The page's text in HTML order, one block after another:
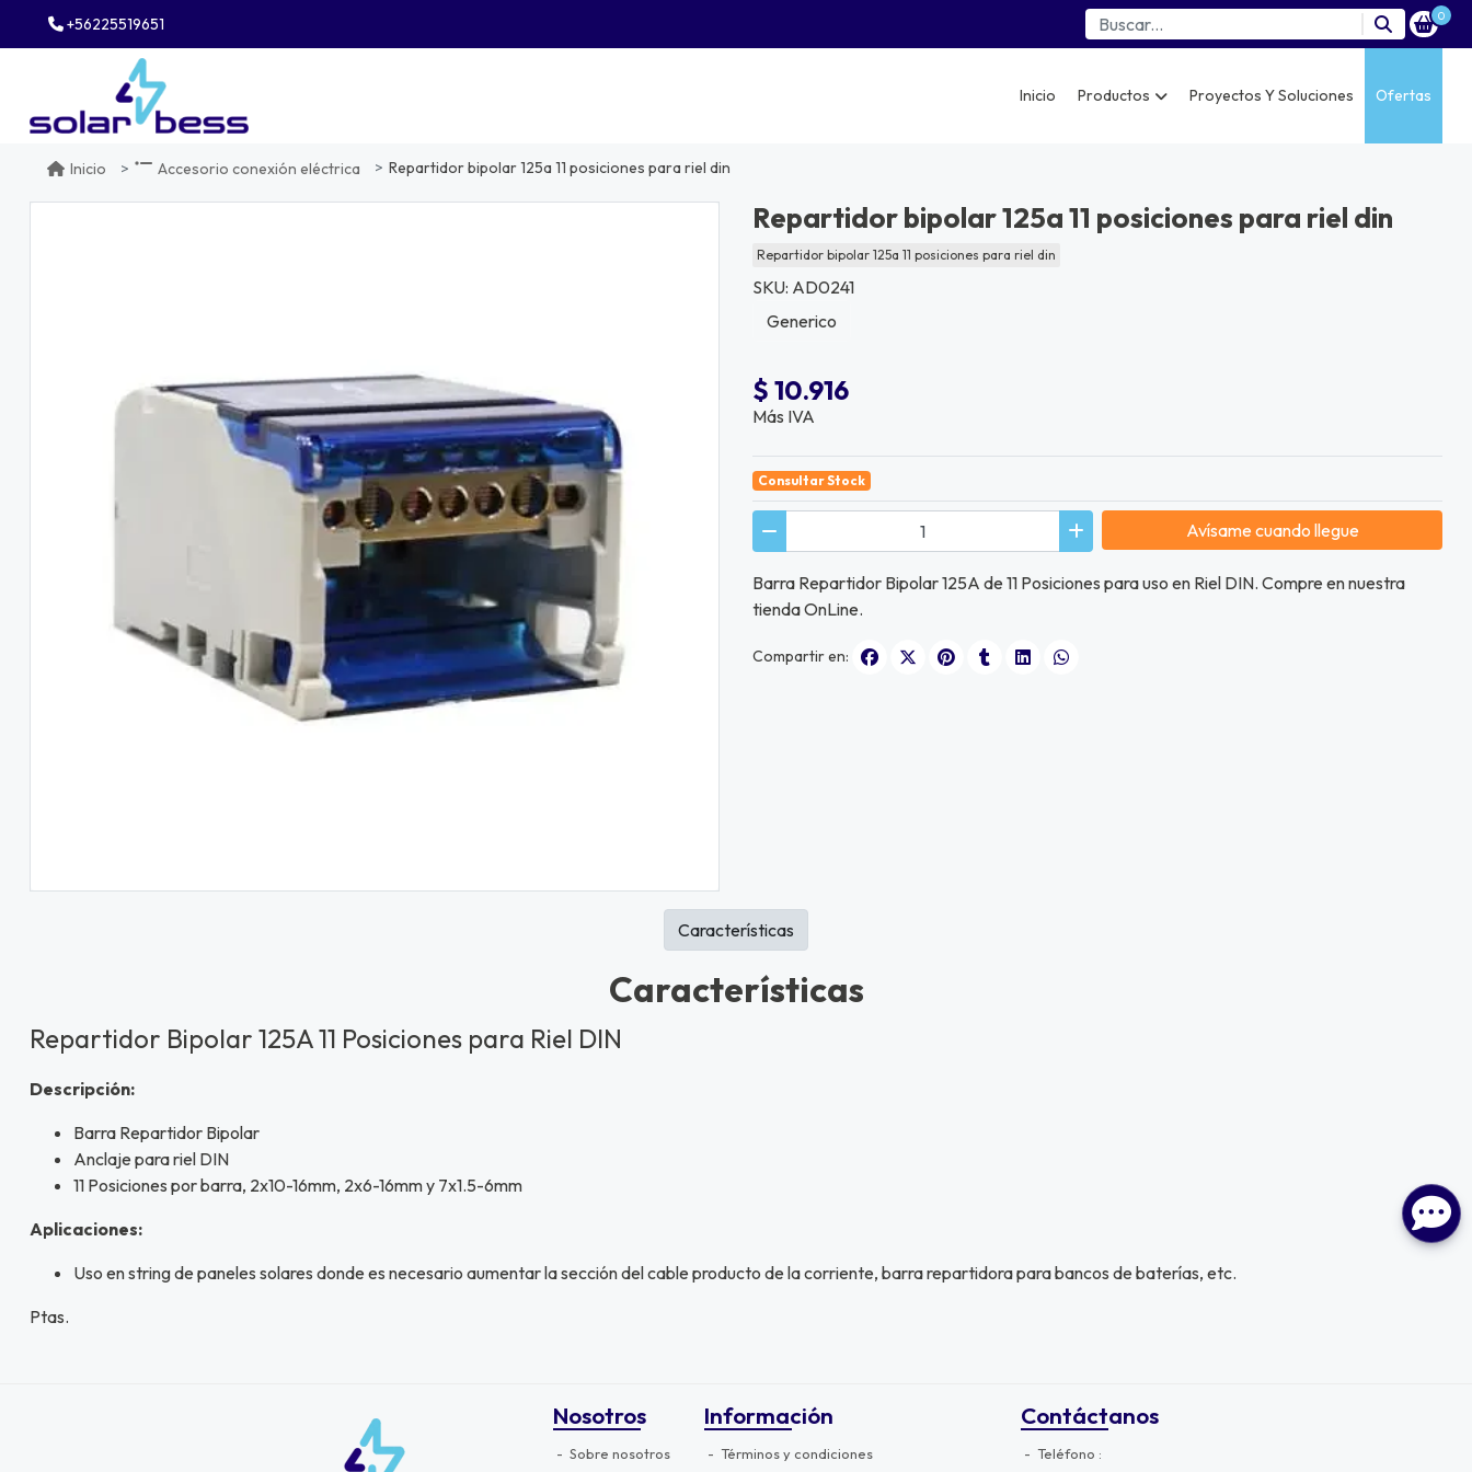
+56225519651 0
Inicio Productos Proyectos Y Soluciones Ofertas
Inicio Accesorio conexión eléctrica Repartidor bipolar 125a 11 posiciones para riel din
Repartidor bipolar 125a 11 posiciones para riel din
Repartidor bipolar 125a 11 posiciones para riel din
SKU: AD0241
Generico
$ 10.916
Más IVA
Consultar Stock
Avísame cuando llegue
Barra Repartidor Bipolar 125A de 11 Posiciones para uso en Riel DIN. Compre en nuestra
tienda OnLine.
Compartir en:
Características
Repartidor Bipolar 125A 11 Posiciones para Riel DIN
Descripción:
Barra Repartidor Bipolar
Anclaje para riel DIN
11 Posiciones por barra, 2x10-16mm, 2x6-16mm y 7x1.5-6mm
Aplicaciones:
Uso en string de paneles solares donde es necesario aumentar la sección del cable producto de la corriente, barra repartidora para bancos de baterías, etc.
Ptas.
Características
Nosotros
Sobre nosotros
Información
Términos y condiciones
Contáctanos
Teléfono